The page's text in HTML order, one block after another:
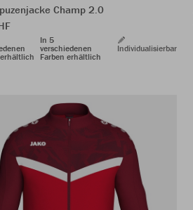
Champ 2.0
In 5
verschiedenen
Farben erhältlich
Individualisierbar